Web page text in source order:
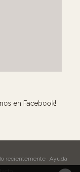
en Facebook!
recientemente Ayuda